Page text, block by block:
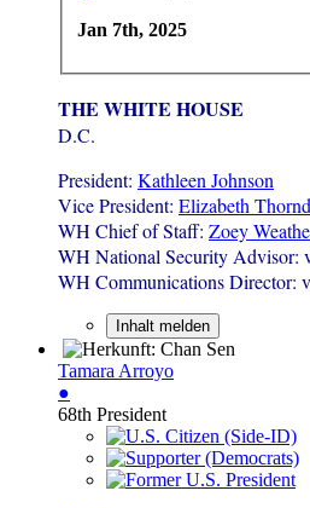
Jan 7th, 2025
THE WHITE HOUSE
D.C.
President: Kathleen Johnson
Vice President: Elizabeth
WH Chief of Staff: Zoey
WH National Security Advisor:
WH Communications Director:
Inhalt melden
Tamara Arroyo
●
68th President